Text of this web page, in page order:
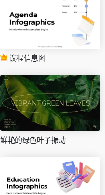
议程信息图
鲜艳的绿色叶子振动